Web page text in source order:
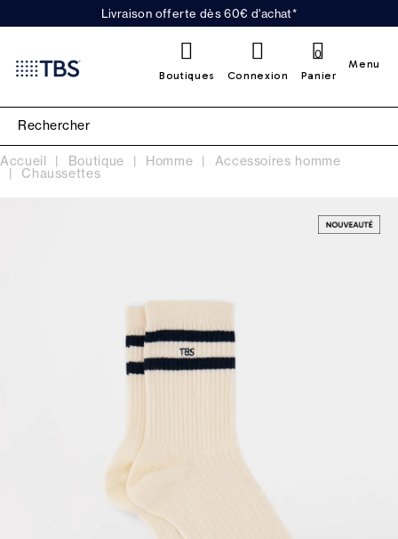
Livraison offerte dès 60€ d'achat*
Boutiques Connexion Panier
0
Menu
Accueil Boutique Homme Accessoires homme
Chaussettes